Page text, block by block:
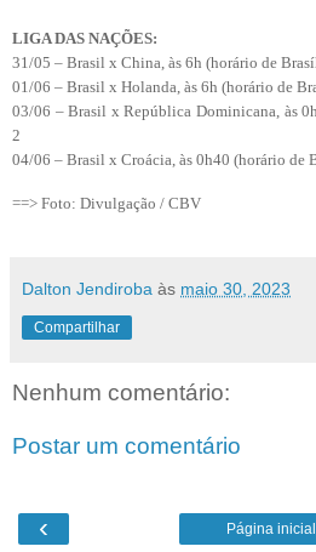
LIGA DAS NAÇÕES:
31/05 – Brasil x China, às 6h (horário de
01/06 – Brasil x Holanda, às 6h (horário de
03/06 – Brasil x República Dominicana, às
2
04/06 – Brasil x Croácia, às 0h40 (horário de
==> Foto: Divulgação / CBV
Dalton Jendiroba às maio 30, 2023
Compartilhar
Nenhum comentário:
Postar um comentário
‹ Página inicial